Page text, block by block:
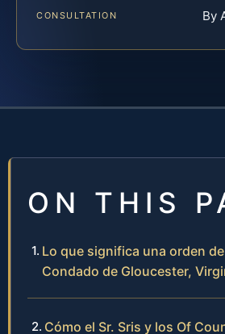
CONSULTATION By
ON THIS
Lo que significa una orden
Condado de Gloucester,
Cómo el Sr. Sris y los Of